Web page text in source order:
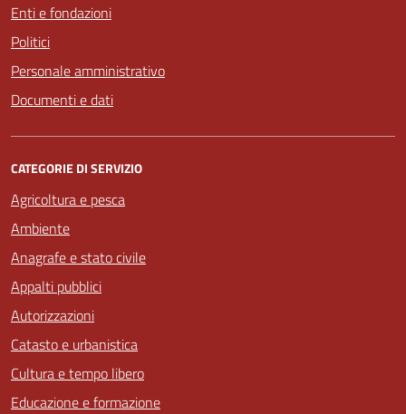
Enti e fondazioni
Politici
Personale amministrativo
Documenti e dati
CATEGORIE DI SERVIZIO
Agricoltura e pesca
Ambiente
Anagrafe e stato civile
Appalti pubblici
Autorizzazioni
Catasto e urbanistica
Cultura e tempo libero
Educazione e formazione